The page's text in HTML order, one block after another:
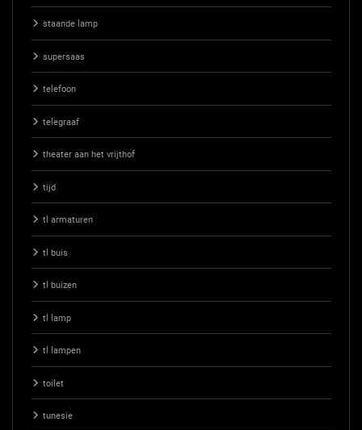
staande lamp
supersaas
telefoon
telegraaf
theater aan het vrijthof
tijd
tl armaturen
tl buis
tl buizen
tl lamp
tl lampen
toilet
tunesie